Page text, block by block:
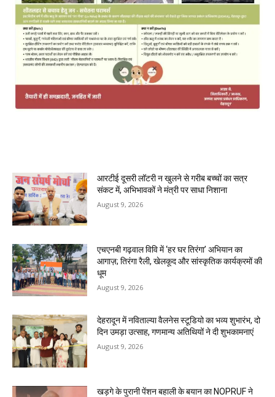
आरटीई दूसरी लॉटरी न खुलने से गरीब बच्चों का सत्र
संकट में, अभिभावकों ने मंत्री पर साधा निशाना
August 9, 2026
एचएनबी गढ़वाल विवि में ‘हर घर तिरंगा’ अभियान का
आगाज़; तिरंगा रैली, खेलकूद और सांस्कृतिक कार्यक्रमों की
धूम
August 9, 2026
देहरादून में नविताल्या वैलनेस स्टूडियो का भव्य शुभारंभ, दो
दिन उमड़ा उत्साह, गणमान्य अतिथियों ने दी शुभकामनाएं
August 9, 2026
खड़गे के पुरानी पेंशन बहाली के बयान का NOPRUF ने